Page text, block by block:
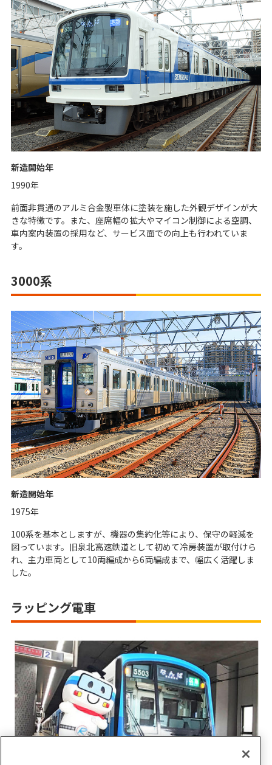
新造開始年
1990年
前面非貫通のアルミ合金製車体に塗装を施した外観デザインが大
きな特徴です。また、座席幅の拡大やマイコン制御による空調、
車内案内装置の採用など、サービス面での向上も行われていま
す。
3000系
新造開始年
1975年
100系を基本としますが、機器の集約化等により、保守の軽減を
図っています。旧泉北高速鉄道として初めて冷房装置が取付けら
れ、主力車両として10両編成から6両編成まで、幅広く活躍しま
した。
ラッピング電車